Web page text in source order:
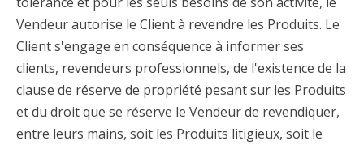
Vendeur autorise le Client à revendre les Produits. Le
Client s'engage en conséquence à informer ses
clients, revendeurs professionnels, de l'existence de la
clause de réserve de propriété pesant sur les Produits
et du droit que se réserve le Vendeur de revendiquer,
entre leurs mains, soit les Produits litigieux, soit le